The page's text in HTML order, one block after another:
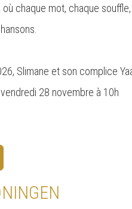
où chaque mot, chaque
Slimane et son complice
28 novembre à 10h